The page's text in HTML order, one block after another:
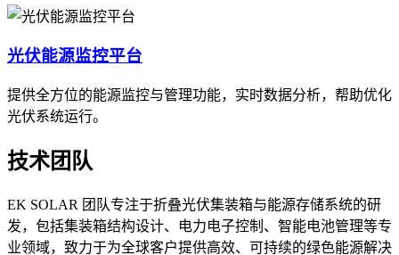
光伏能源监控平台
提供全方位的能源监控与管理功能，实时数据分析，帮助优化
光伏系统运行。
技术团队
EK SOLAR 团队专注于折叠光伏集装箱与能源存储系统的研
发，包括集装箱结构设计、电力电子控制、智能电池管理等专
业领域，致力于为全球客户提供高效、可持续的绿色能源解决